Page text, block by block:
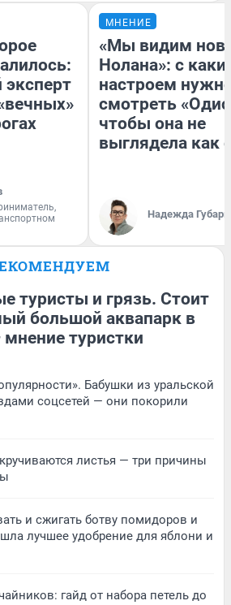
МНЕНИЕ
«Мы видим
Нолана»: с
настроем
смотреть
чтобы она не
выглядела как
Надежда Губарь
туристы и грязь. Стоит
большой аквапарк в
туристки
Бабушки из уральской
соцсетей — они покорили
листья — три причины
и сжигать ботву помидоров и
лучшее удобрение для яблони и
гайд от набора петель до